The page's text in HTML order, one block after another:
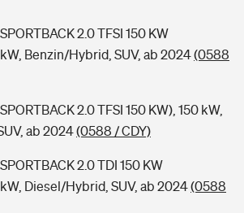
2.0 TFSI 150 KW
Benzin/Hybrid, SUV, ab 2024(0588
2.0 TFSI 150 KW), 150 kW,
ab 2024(0588 / CDY)
2.0 TDI 150 KW
Diesel/Hybrid, SUV, ab 2024(0588